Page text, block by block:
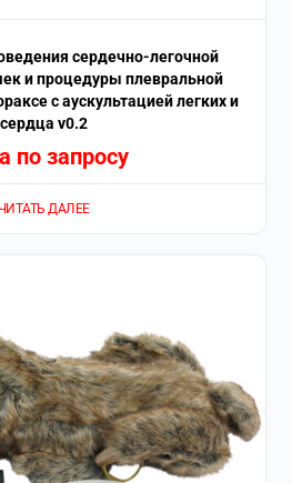
сердечно-легочной
и процедуры плевральной
с аускультацией легких и
сердца v0.2
по запросу
ДАЛЕЕ